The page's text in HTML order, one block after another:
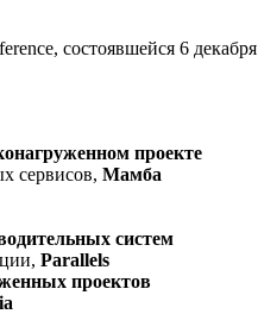
состоявшейся 6
проекте
сервисов, Мамба
систем
Parallels
проектов